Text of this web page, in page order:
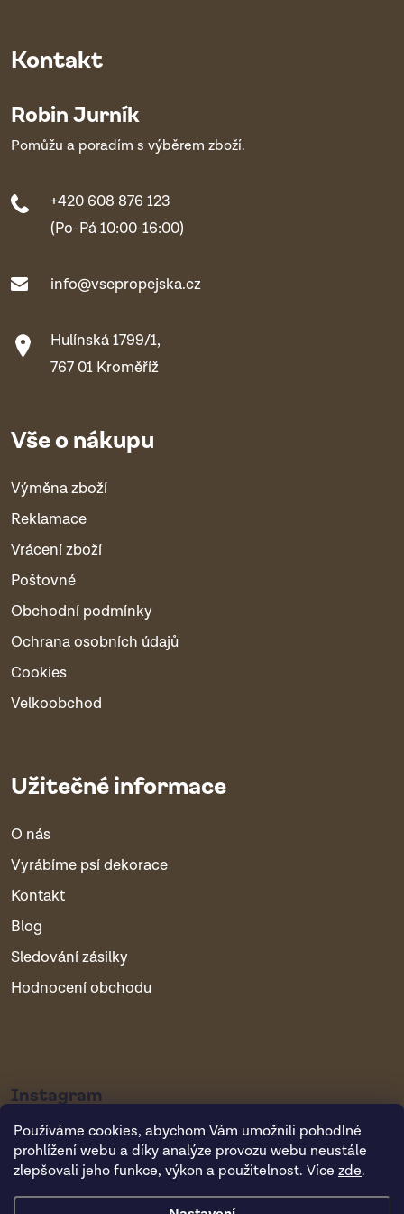
Používáme cookies, abychom Vám umožnili pohodlné
prohlížení webu a díky analýze provozu webu neustále
zlepšovali jeho funkce, výkon a použitelnost. Více zde.
Kontakt
Robin Jurník
Pomůžu a poradím s výběrem zboží.
+420 608 876 123
(Po-Pá 10:00-16:00)
info@vsepropejska.cz
Hulínská 1799/1,
767 01 Kroměříž
Vše o nákupu
Výměna zboží
Reklamace
Vrácení zboží
Poštovné
Obchodní podmínky
Ochrana osobních údajů
Cookies
Velkoobchod
Užitečné informace
O nás
Vyrábíme psí dekorace
Kontakt
Blog
Sledování zásilky
Hodnocení obchodu
Instagram